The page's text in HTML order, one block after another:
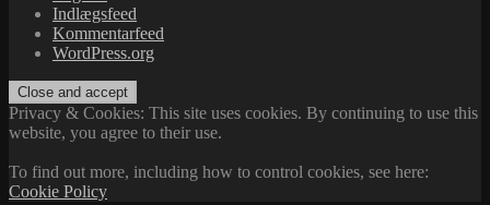
Indlægsfeed
Kommentarfeed
WordPress.org
Privacy & Cookies: This site uses cookies. By continuing to use this
website, you agree to their use.
To find out more, including how to control cookies, see here:
Cookie Policy